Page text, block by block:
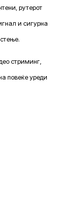
рутерот
и сигурна
стриминг,
повеќе уреди